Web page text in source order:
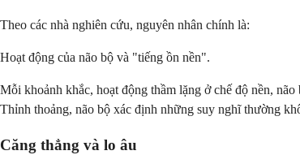
Theo các nhà nghiên cứu, nguyên nhân chính là:
Hoạt động của não bộ và "tiếng ồn nền".
Mỗi khoảnh khắc, hoạt động thầm lặng ở chế độ nền,
Thỉnh thoảng, não bộ xác định những suy nghĩ thường
Căng thẳng và lo âu